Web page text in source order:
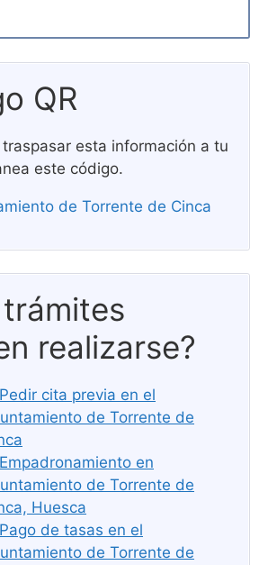
QR
esta información a tu
este código.
realizarse?
Pedir cita previa en el
de Torrente de
Empadronamiento en
de Torrente de
Huesca
Pago de tasas en el
de Torrente de